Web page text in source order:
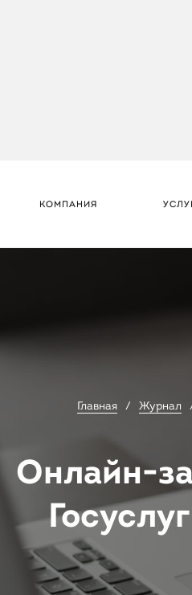
КОМПАНИЯ
Главная Журнал
Онлайн-